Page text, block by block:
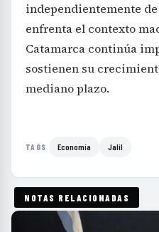
independientemente
enfrenta el contexto
Catamarca continúa
sostienen su
mediano plazo.
TAGS Economía Jalil
NOTAS RELACIONADAS